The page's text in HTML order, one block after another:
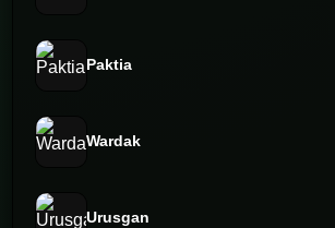
Paktia
Wardak
Urusgan